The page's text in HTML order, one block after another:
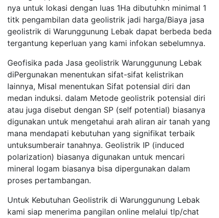
nya untuk lokasi dengan luas 1Ha dibutuhkn minimal 1
titk pengambilan data geolistrik jadi harga/Biaya jasa
geolistrik di Warunggunung Lebak dapat berbeda beda
tergantung keperluan yang kami infokan sebelumnya.
Geofisika pada Jasa geolistrik Warunggunung Lebak
diPergunakan menentukan sifat-sifat kelistrikan
lainnya, Misal menentukan Sifat potensial diri dan
medan induksi. dalam Metode geolistrik potensial diri
atau juga disebut dengan SP (self potential) biasanya
digunakan untuk mengetahui arah aliran air tanah yang
mana mendapati kebutuhan yang signifikat terbaik
untuksumberair tanahnya. Geolistrik IP (induced
polarization) biasanya digunakan untuk mencari
mineral logam biasanya bisa dipergunakan dalam
proses pertambangan.
Untuk Kebutuhan Geolistrik di Warunggunung Lebak
kami siap menerima pangilan online melalui tlp/chat